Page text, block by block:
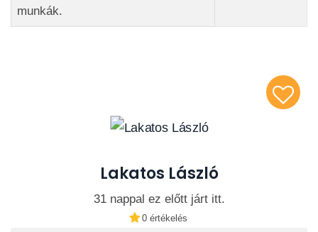
munkák.
Lakatos László
31 nappal ez előtt járt itt.
0 értékelés